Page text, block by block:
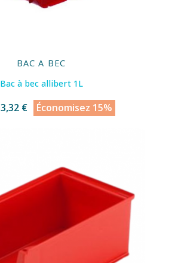
BAC A BEC
Bac à bec allibert 1L
3,32 € Économisez 15%